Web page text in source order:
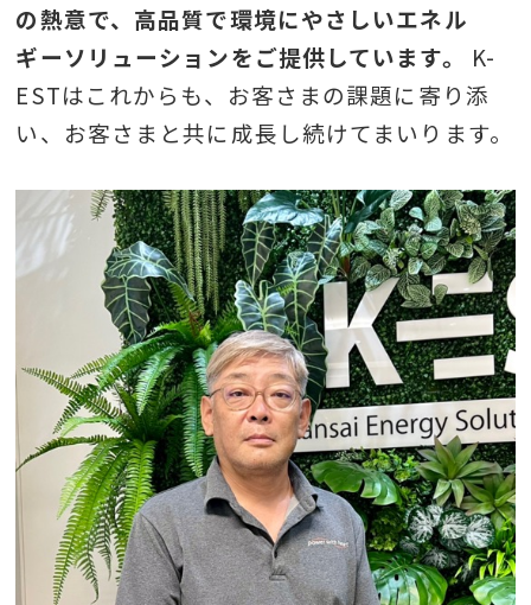
の熱意で、高品質で環境にやさしいエネル
ギーソリューションをご提供しています。
K-
ESTはこれからも、お客さまの課題に寄り添
い、お客さまと共に成長し続けてまいります。